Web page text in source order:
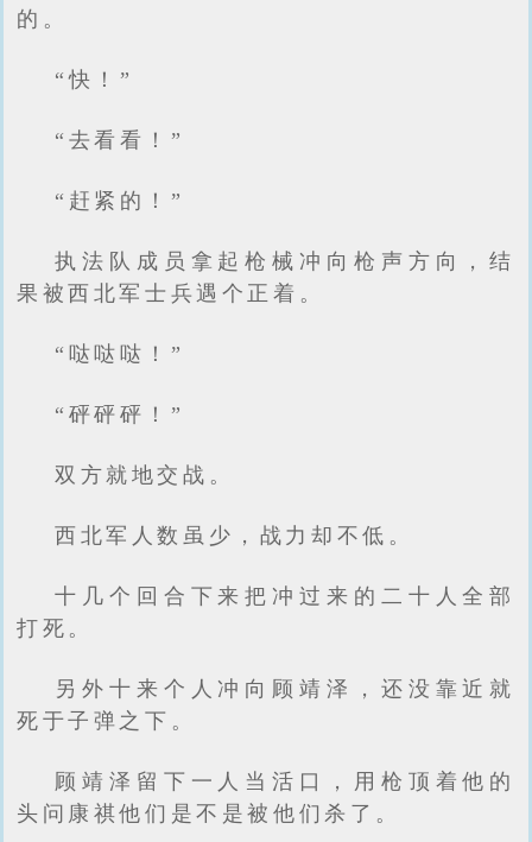
的。
“快！”
“去看看！”
“赶紧的！”
执法队成员拿起枪械冲向枪声方向，结
果被西北军士兵遇个正着。
“哒哒哒！”
“砰砰砰！”
双方就地交战。
西北军人数虽少，战力却不低。
十几个回合下来把冲过来的二十人全部
打死。
另外十来个人冲向顾靖泽，还没靠近就
死于子弹之下。
顾靖泽留下一人当活口，用枪顶着他的
头问康祺他们是不是被他们杀了。